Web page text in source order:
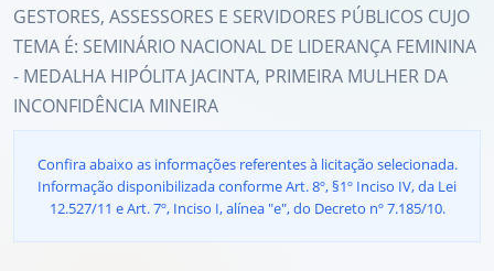
GESTORES, ASSESSORES E SERVIDORES PÚBLICOS CUJO
TEMA É: SEMINÁRIO NACIONAL DE LIDERANÇA FEMININA
- MEDALHA HIPÓLITA JACINTA, PRIMEIRA MULHER DA
INCONFIDÊNCIA MINEIRA
Confira abaixo as informações referentes à licitação selecionada.
Informação disponibilizada conforme Art. 8º, §1º Inciso IV, da Lei
12.527/11 e Art. 7º, Inciso I, alínea "e", do Decreto nº 7.185/10.